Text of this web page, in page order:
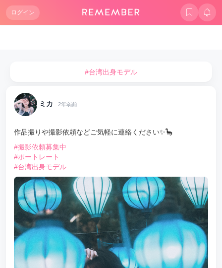
ログイン
#台湾出身モデル
ミカ 2年弱前
作品撮りや撮影依頼などご気軽に連絡ください✨🦕
#撮影依頼募集中
#ポートレート
#台湾出身モデル